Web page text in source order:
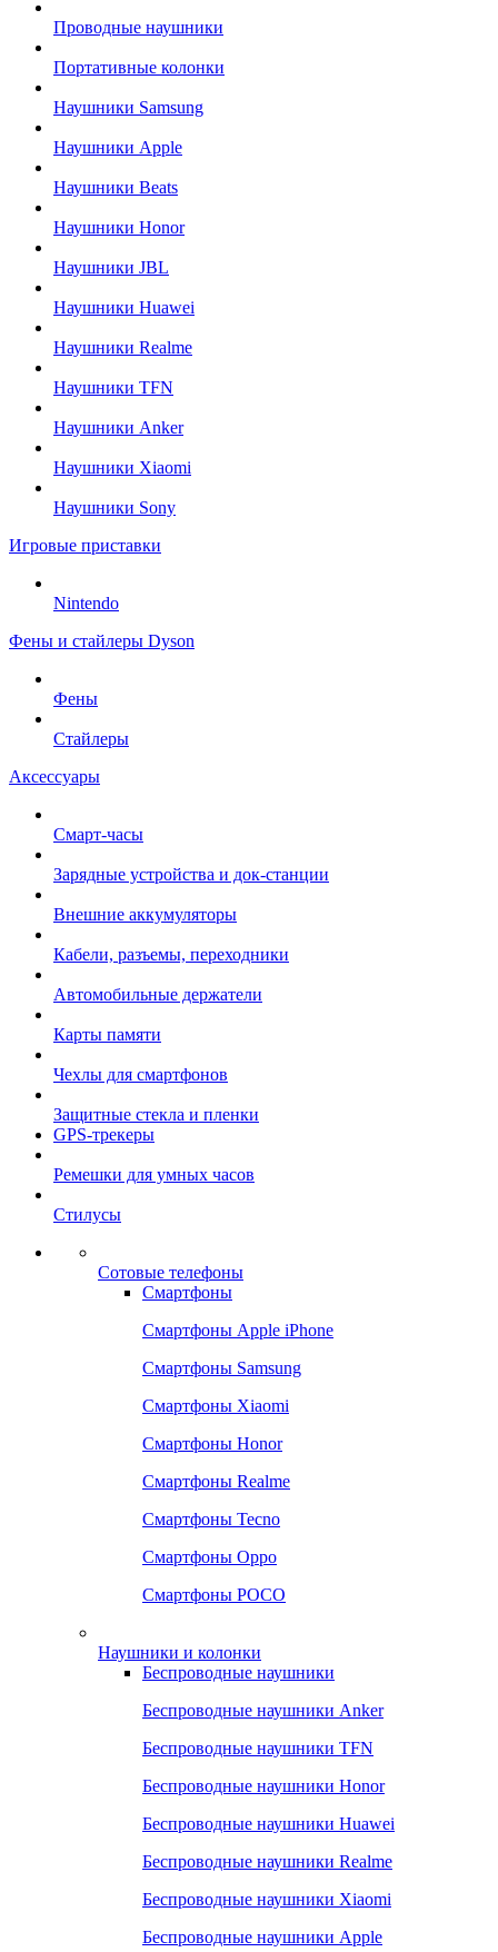
Проводные наушники
Портативные колонки
Наушники Samsung
Наушники Apple
Наушники Beats
Наушники Honor
Наушники JBL
Наушники Huawei
Наушники Realme
Наушники TFN
Наушники Anker
Наушники Xiaomi
Наушники Sony
Игровые приставки
Nintendo
Фены и стайлеры Dyson
Фены
Стайлеры
Аксессуары
Смарт-часы
Зарядные устройства и док-станции
Внешние аккумуляторы
Кабели, разъемы, переходники
Автомобильные держатели
Карты памяти
Чехлы для смартфонов
Защитные стекла и пленки
GPS-трекеры
Ремешки для умных часов
Стилусы
Сотовые телефоны
Смартфоны
Смартфоны Apple iPhone
Смартфоны Samsung
Смартфоны Xiaomi
Смартфоны Honor
Смартфоны Realme
Смартфоны Tecno
Смартфоны Oppo
Смартфоны POCO
Наушники и колонки
Беспроводные наушники
Беспроводные наушники Anker
Беспроводные наушники TFN
Беспроводные наушники Honor
Беспроводные наушники Huawei
Беспроводные наушники Realme
Беспроводные наушники Xiaomi
Беспроводные наушники Apple